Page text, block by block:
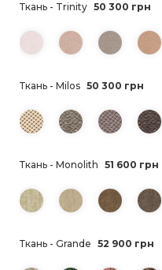
Ткань - Trinity 50 300 грн
Ткань - Milos 50 300 грн
Ткань - Monolith 51 600 грн
Ткань - Grande 52 900 грн